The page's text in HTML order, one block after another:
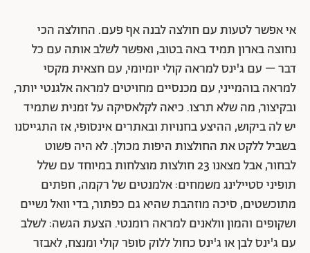
אי אפשר לטעות עם חולצה לבנה אף פעם. החולצה הכי
נחוצה בארון תמיד באה בטוב, ואפשר לשלב אותה עם כל
דבר – עם ג'ינס למראה קולי יומיומי, עם חצאית מקסי
למראה בוהמייני, עם מכנסיים מחויטים למראה אלגנטי יותר,
ובקיצור, מה שלא תרצו. כיאה לקלאסיקה על זמנית שתמיד
יש לה ביקוש, ההיצע בחנויות ובאתרים אינסופי, אז התגייסנו
בשביל ללקט את החולצות היפות מכולן. לא היה פשוט
לבחור, אבל מצאנו 23 חולצות מוצלחות במיוחד עם שלל
תופיני סטיילינג משמחים: אלמנטים של רקמה, חפתים
מתוכשטים, סיכה מוזהבת שהיא גם כפתור, בדי וואל נשיים
ושקופים והמון וולאנים למראה רומנטי. הצעת הגשה: לשלב
עם ג'ינס לבן או ג'ינס כחול ללוק סופר קולי ומנצח, לאבזר